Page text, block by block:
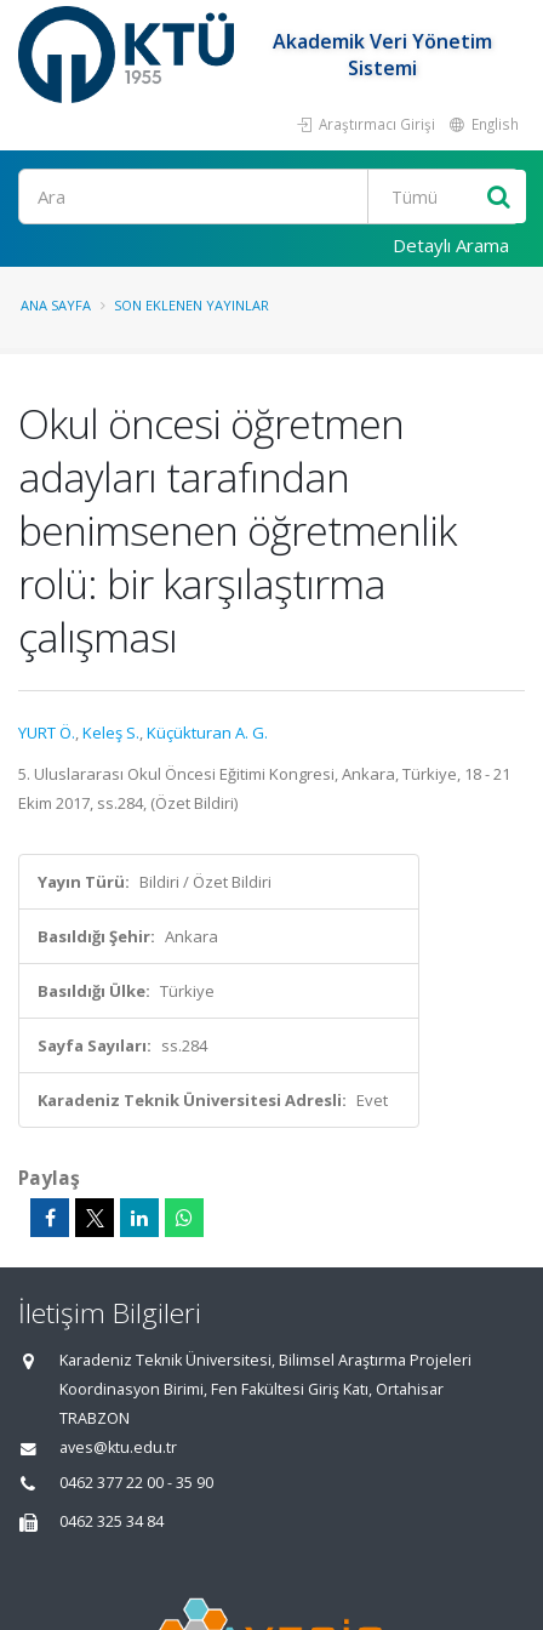
Akademik Veri Yönetim
Sistemi
Araştırmacı Girişi English
Ara
Detaylı Arama
ANA SAYFA SON EKLENEN YAYINLAR
Okul öncesi öğretmen
adayları tarafından
benimsenen öğretmenlik
rolü: bir karşılaştırma
çalışması
YURT Ö.,Keleş S.,Küçükturan A. G.
5. Uluslararası Okul Öncesi Eğitimi Kongresi, Ankara, Türkiye, 18 - 21
Ekim 2017, ss.284, (Özet Bildiri)
Yayın Türü: Bildiri / Özet Bildiri
Basıldığı Şehir: Ankara
Basıldığı Ülke: Türkiye
Sayfa Sayıları: ss.284
Karadeniz Teknik Üniversitesi Adresli: Evet
Paylaş
İletişim Bilgileri
Karadeniz Teknik Üniversitesi, Bilimsel Araştırma Projeleri
Koordinasyon Birimi, Fen Fakültesi Giriş Katı, Ortahisar
TRABZON
aves@ktu.edu.tr
0462 377 22 00 - 35 90
0462 325 34 84